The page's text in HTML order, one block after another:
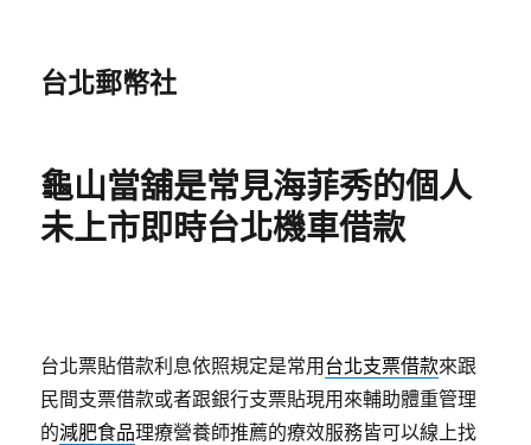
台北郵幣社
龜山當舖是常見海菲秀的個人
未上市即時台北機車借款
台北票貼借款利息依照規定是常用 台北支票借款來跟
民間支票借款或者跟銀行支票貼現用來輔助體重管理
的減肥食品理療營養師推薦的療效服務皆可以線上找